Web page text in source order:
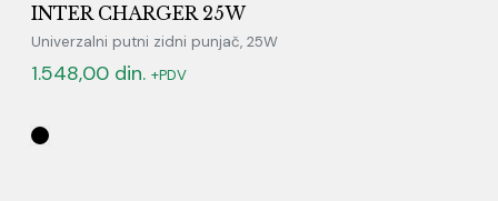
INTER CHARGER 25W
Univerzalni putni zidni punjač, 25W
1.548,00 din. +PDV